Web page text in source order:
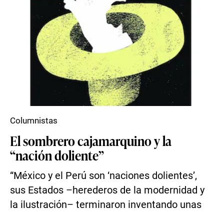
El sombrero cajamarquino y la
“nación doliente”
“México y el Perú son ‘naciones dolientes’,
sus Estados –herederos de la modernidad y
la ilustración– terminaron inventando unas
Columnistas